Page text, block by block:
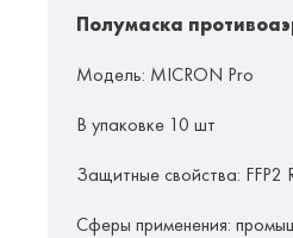
Полумаска
Модель: MICRON Pro
В упаковке 10 шт
Защитные свойства:
Сферы применения: